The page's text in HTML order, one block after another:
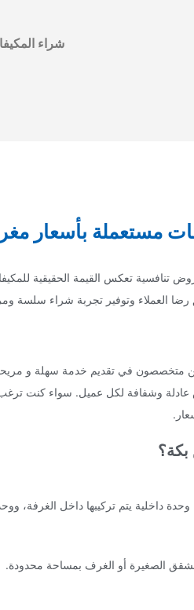
شراء
بأسعار مغرية
تعكس القيمة الحقيقية
رضا العملاء وتوفير تجربة شراء سلسة
متخصصون في تقديم خدمة سهلة و مريحة
عادلة وشفافة لكل عميل. سواء كنت
بكة؟
داخلية يتم تركيبها داخل الغرفة،
الصغيرة أو الغرف بمساحة محدودة.